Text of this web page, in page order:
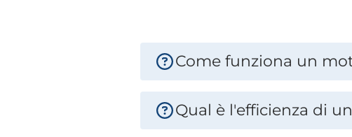
Come funziona un
Qual è l'efficienza di